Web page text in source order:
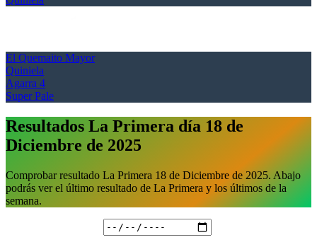
El Quemaito Mayor
Quiniela
Agarra 4
Super Pale
Resultados La Primera día 18 de
Diciembre de 2025
Comprobar resultado La Primera 18 de Diciembre de 2025. Abajo
podrás ver el último resultado de La Primera y los últimos de la
semana.